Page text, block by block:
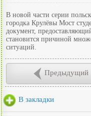
В новой части серии
городка Крулёвы Мост
документ,
становится причиной
ситуаций.
Предыдущий
В закладки